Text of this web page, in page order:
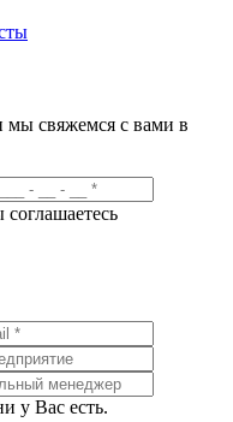
мы свяжемся с вами в
у Вас есть.